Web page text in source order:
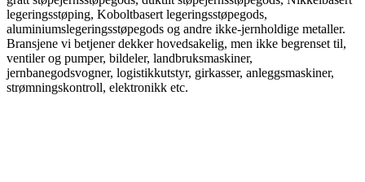
legeringsstøping, Koboltbasert legeringsstøpegods,
aluminiumslegeringsstøpegods og andre ikke-jernholdige metaller.
Bransjene vi betjener dekker hovedsakelig, men ikke begrenset til,
ventiler og pumper, bildeler, landbruksmaskiner,
jernbanegodsvogner, logistikkutstyr, girkasser, anleggsmaskiner,
strømningskontroll, elektronikk etc.